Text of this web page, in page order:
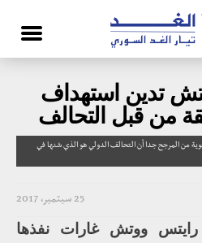
تدين استهداف
من قبل التحالف
من المرجح جدا أن التحالف الدولي هو الذي شنها في
25 سبتمبر، 2017
ووتش غارات نفذها